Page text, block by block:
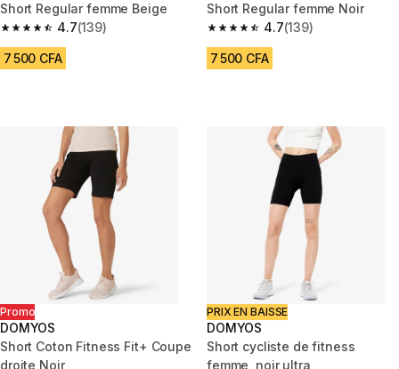
Short Regular femme Beige
4.7
4.7 out of 5 stars from 139 reviews
(139)
7 500 CFA
Short Regular femme Noir
4.7
4.7 out of 5 stars from 139
(139)
7 500 CFA
Promo
DOMYOS
Short Coton Fitness Fit+ Coupe
droite Noir
PRIX EN BAISSE
DOMYOS
Short cycliste de fitness
femme, noir ultra